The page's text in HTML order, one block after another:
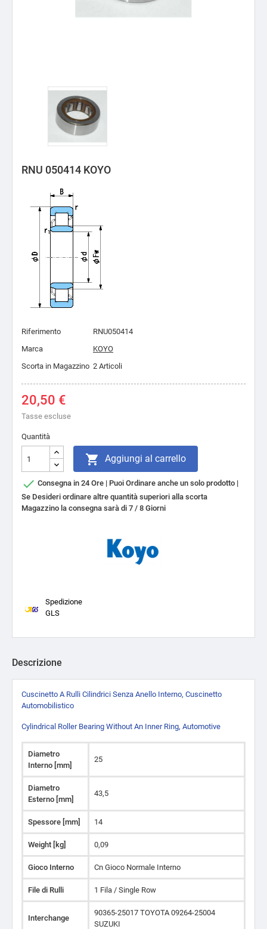
RNU 050414 KOYO
Riferimento
RNU050414
Marca
KOYO
Scorta in Magazzino 2 Articoli
20,50 €
Tasse escluse
Quantità
 Aggiungi al carrello
 Consegna in 24 Ore | Puoi Ordinare anche un solo prodotto |
Se Desideri ordinare altre quantità superiori alla scorta
Magazzino la consegna sarà di 7 / 8 Giorni
Spedizione
GLS
Descrizione
Cuscinetto A Rulli Cilindrici Senza Anello Interno, Cuscinetto
Automobilistico
Cylindrical Roller Bearing Without An Inner Ring, Automotive
Diametro
Interno [mm]
25
Diametro
Esterno [mm]
43,5
Spessore [mm] 14
Weight [kg] 0,09
Gioco Interno Cn Gioco Normale Interno
File di Rulli 1 Fila / Single Row
Interchange
90365-25017 TOYOTA 09264-25004
SUZUKI